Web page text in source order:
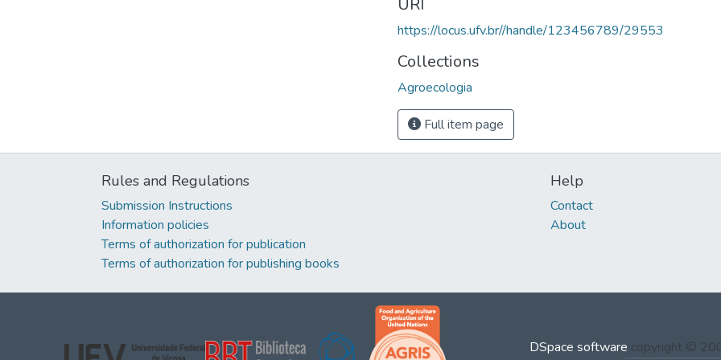
URI
https://locus.ufv.br//handle/123456789/29553
Collections
Agroecologia
Full item page
Rules and Regulations
Submission Instructions
Information policies
Terms of authorization for publication
Terms of authorization for publishing books
Help
Contact
About
DSpace software copyright ©